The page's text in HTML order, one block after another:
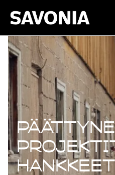
hankkeet